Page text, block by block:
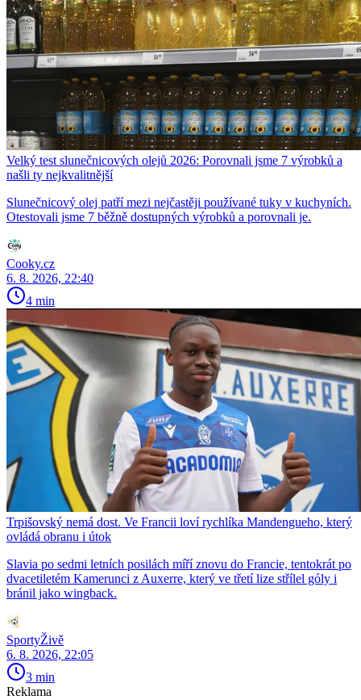
Velký test slunečnicových olejů 2026: Porovnali jsme 7 výrobků a
našli ty nejkvalitnější
Slunečnicový olej patří mezi nejčastěji používané tuky v kuchyních.
Otestovali jsme 7 běžně dostupných výrobků a porovnali je.
Cooky.cz
6. 8. 2026, 22:40
4 min
Trpišovský nemá dost. Ve Francii loví rychlíka Mandengueho, který
ovládá obranu i útok
Slavia po sedmi letních posilách míří znovu do Francie, tentokrát po
dvacetiletém Kamerunci z Auxerre, který ve třetí lize střílel góly i
bránil jako wingback.
SportyŽivě
6. 8. 2026, 22:05
3 min
Reklama